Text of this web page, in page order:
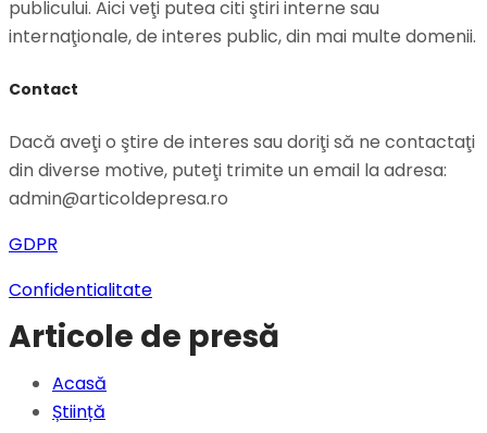
publicului. Aici veţi putea citi ştiri interne sau
internaţionale, de interes public, din mai multe domenii.
Contact
Dacă aveţi o ştire de interes sau doriţi să ne contactaţi
din diverse motive, puteţi trimite un email la adresa:
admin@articoldepresa.ro
GDPR
Confidentialitate
Articole de presă
Acasă
Știință